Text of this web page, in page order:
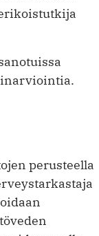
perusteella